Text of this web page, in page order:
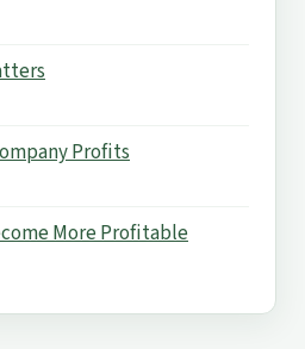
Profits
More Profitable